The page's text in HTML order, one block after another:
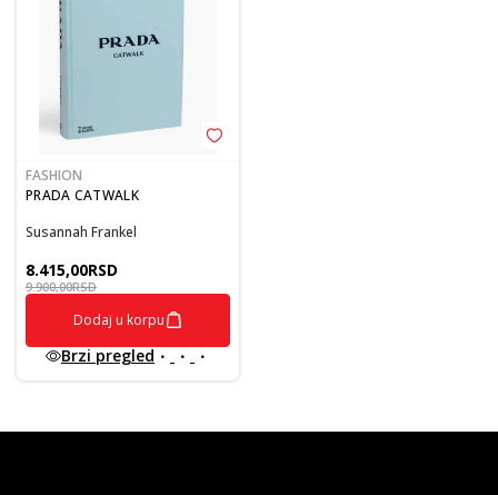
FASHION
PRADA CATWALK
Susannah Frankel
8.415,00RSD
9.900,00RSD
Dodaj u korpu
Brzi pregled